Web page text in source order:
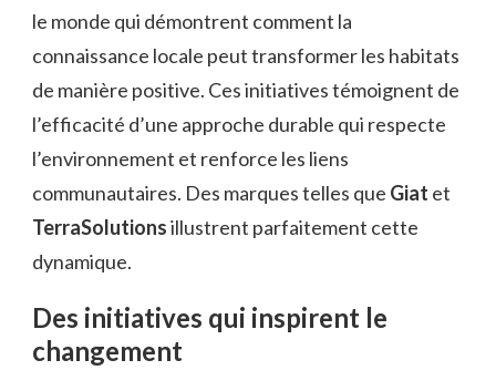
le monde qui démontrent comment la
connaissance locale peut transformer les habitats
de manière positive. Ces initiatives témoignent de
l’efficacité d’une approche durable qui respecte
l’environnement et renforce les liens
communautaires. Des marques telles que Giat et
TerraSolutionsillustrent parfaitement cette
dynamique.
Des initiatives qui inspirent le
changement